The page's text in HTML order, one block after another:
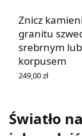
Znicz
granitu
srebrnym
korpusem
249,00zł
Światło